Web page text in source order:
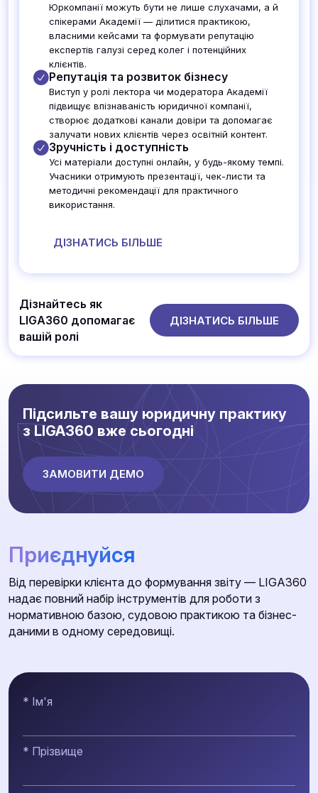
Юркомпанії можуть бути не лише слухачами, а й
спікерами Академії — ділитися практикою,
власними кейсами та формувати репутацію
експертів галузі серед колег і потенційних
клієнтів.
Репутація та розвиток бізнесу
Виступ у ролі лектора чи модератора Академії
підвищує впізнаваність юридичної компанії,
створює додаткові канали довіри та допомагає
залучати нових клієнтів через освітній контент.
Зручність і доступність
Усі матеріали доступні онлайн, у будь-якому темпі.
Учасники отримують презентації, чек-листи та
методичні рекомендації для практичного
використання.
ДІЗНАТИСЬ БІЛЬШЕ
Дізнайтесь як
LIGA360 допомагає
вашій ролі
ДІЗНАТИСЬ БІЛЬШЕ
Підсильте вашу юридичну практику
з LIGA360 вже сьогодні
ЗАМОВИТИ ДЕМО
Приєднуйся
Від перевірки клієнта до формування звіту — LIGA360
надає повний набір інструментів для роботи з
нормативною базою, судовою практикою та бізнес-
даними в одному середовищі.
* Ім'я
* Прізвище